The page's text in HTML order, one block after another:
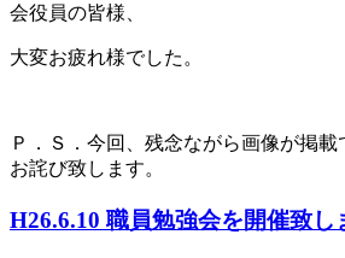
会役員の皆様、
大変お疲れ様でした。
Ｐ．Ｓ．今回、残念ながら画像が掲載
お詫び致します。
H26.6.10 職員勉強会を開催致し